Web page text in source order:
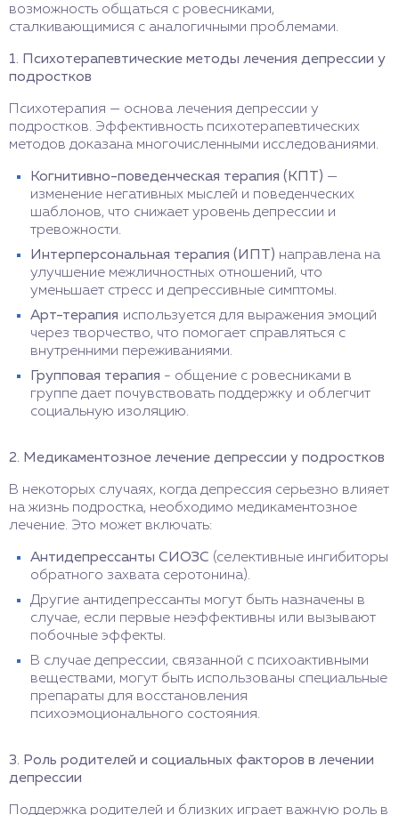
возможность общаться с ровесниками,
сталкивающимися с аналогичными проблемами.
1. Психотерапевтические методы лечения депрессии у
подростков
Психотерапия — основа лечения депрессии у
подростков. Эффективность психотерапевтических
методов доказана многочисленными исследованиями.
Когнитивно-поведенческая терапия (КПТ) —
изменение негативных мыслей и поведенческих
шаблонов, что снижает уровень депрессии и
тревожности.
Интерперсональная терапия (ИПТ) направлена на
улучшение межличностных отношений, что
уменьшает стресс и депрессивные симптомы.
Арт-терапия используется для выражения эмоций
через творчество, что помогает справляться с
внутренними переживаниями.
Групповая терапия - общение с ровесниками в
группе дает почувствовать поддержку и облегчит
социальную изоляцию.
2. Медикаментозное лечение депрессии у подростков
В некоторых случаях, когда депрессия серьезно влияет
на жизнь подростка, необходимо медикаментозное
лечение. Это может включать:
Антидепрессанты СИОЗС (селективные ингибиторы
обратного захвата серотонина).
Другие антидепрессанты могут быть назначены в
случае, если первые неэффективны или вызывают
побочные эффекты.
В случае депрессии, связанной с психоактивными
веществами, могут быть использованы специальные
препараты для восстановления
психоэмоционального состояния.
3. Роль родителей и социальных факторов в лечении
депрессии
Поддержка родителей и близких играет важную роль в